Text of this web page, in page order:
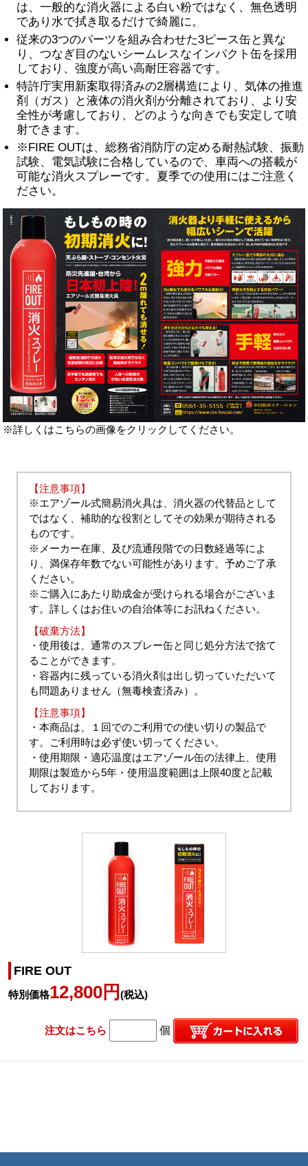
は、一般的な消火器による白い粉ではなく、無色透明
であり水で拭き取るだけで綺麗に。
従来の3つのパーツを組み合わせた3ピース缶と異な
り、つなぎ目のないシームレスなインパクト缶を採用
しており、強度が高い高耐圧容器です。
特許庁実用新案取得済みの2層構造により、気体の推進
剤（ガス）と液体の消火剤が分離されており、より安
全性が考慮しており、どのような向きでも安定して噴
射できます。
※FIRE OUTは、総務省消防庁の定める耐熱試験、振動
試験、電気試験に合格しているので、車両への搭載が
可能な消火スプレーです。夏季での使用にはご注意く
ださい。
※詳しくはこちらの画像をクリックしてください。
【注意事項】
※エアゾール式簡易消火具は、消火器の代替品として
ではなく、補助的な役割としてその効果が期待される
ものです。
※メーカー在庫、及び流通段階での日数経過等によ
り、満保存年数でない可能性があります。予めご了承
ください。
※ご購入にあたり助成金が受けられる場合がございま
す。詳しくはお住いの自治体等にお訊ねください。
【破棄方法】
・使用後は、通常のスプレー缶と同じ処分方法で捨て
ることができます。
・容器内に残っている消火剤は出し切っていただいて
も問題ありません（無毒検査済み）。
【注意事項】
・本商品は、１回でのご利用での使い切りの製品で
す。ご利用時は必ず使い切ってください。
・使用期限・適応温度はエアゾール缶の法律上、使用
期限は製造から5年・使用温度範囲は上限40度と記載
しております。
FIRE OUT
特別価格12,800円(税込)
注文はこちら 個